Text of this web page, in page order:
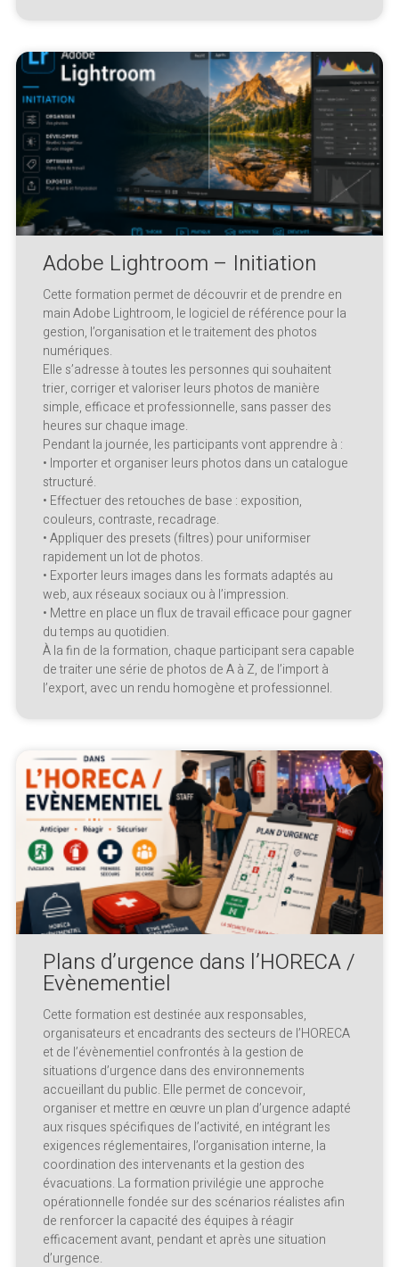
Adobe Lightroom – Initiation
Cette formation permet de découvrir et de prendre en
main Adobe Lightroom, le logiciel de référence pour la
gestion, l’organisation et le traitement des photos
numériques.
Elle s’adresse à toutes les personnes qui souhaitent
trier, corriger et valoriser leurs photos de manière
simple, efficace et professionnelle, sans passer des
heures sur chaque image.
Pendant la journée, les participants vont apprendre à :
• Importer et organiser leurs photos dans un catalogue
structuré.
• Effectuer des retouches de base : exposition,
couleurs, contraste, recadrage.
• Appliquer des presets (filtres) pour uniformiser
rapidement un lot de photos.
• Exporter leurs images dans les formats adaptés au
web, aux réseaux sociaux ou à l’impression.
• Mettre en place un flux de travail efficace pour gagner
du temps au quotidien.
À la fin de la formation, chaque participant sera capable
de traiter une série de photos de A à Z, de l’import à
l’export, avec un rendu homogène et professionnel.
Plans d’urgence dans l’HORECA /
Evènementiel
Cette formation est destinée aux responsables,
organisateurs et encadrants des secteurs de l’HORECA
et de l’évènementiel confrontés à la gestion de
situations d’urgence dans des environnements
accueillant du public. Elle permet de concevoir,
organiser et mettre en œuvre un plan d’urgence adapté
aux risques spécifiques de l’activité, en intégrant les
exigences réglementaires, l’organisation interne, la
coordination des intervenants et la gestion des
évacuations. La formation privilégie une approche
opérationnelle fondée sur des scénarios réalistes afin
de renforcer la capacité des équipes à réagir
efficacement avant, pendant et après une situation
d’urgence.